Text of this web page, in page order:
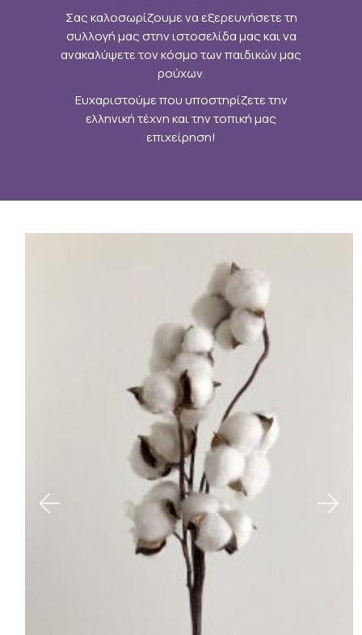
Σας καλοσωρίζουμε να εξερευνήσετε τη
συλλογή μας στην ιστοσελίδα μας και να
ανακαλύψετε τον κόσμο των παιδικών μας
ρούχων.
Ευχαριστούμε που υποστηρίζετε την
ελληνική τέχνη και την τοπική μας
επιχείρηση!